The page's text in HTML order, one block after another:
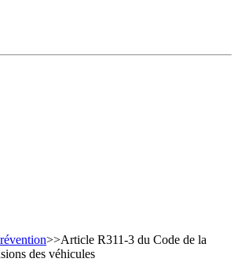
>>Article R311-3 du Code de la
des véhicules